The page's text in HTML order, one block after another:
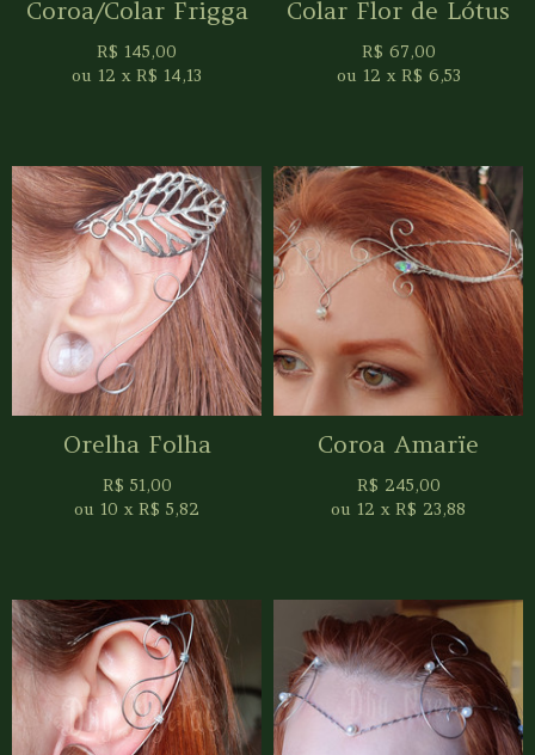
Coroa/Colar Frigga
R$ 145,00
ou 12 x R$ 14,13
Colar Flor de Lótus
R$ 67,00
ou 12 x R$ 6,53
Orelha Folha
R$ 51,00
ou 10 x R$ 5,82
Coroa Amarïe
R$ 245,00
ou 12 x R$ 23,88